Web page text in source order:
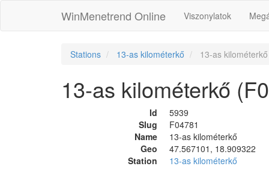
WinMenetrend Online Viszonylatok
Stations 13-as kilométerkő 13-as
13-as kilométerkő
Id
5939
Slug
F04781
Name
13-as kilométerkő
Geo
47.567101, 18.909322
Station
13-as kilométerkő